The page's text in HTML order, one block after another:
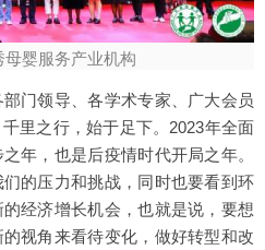
母婴服务产业机构
门领导、各学术专家、广大会员
里之行，始于足下。2023年全面
年，也是后疫情时代开局之年。
的压力和挑战，同时也要看到环
经济增长机会，也就是说，要想
视角来看待变化，做好转型和改